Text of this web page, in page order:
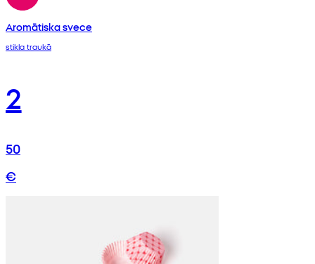
Aromātiska svece
stikla traukā
2
50
€